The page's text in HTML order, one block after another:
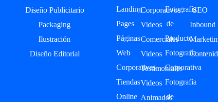
Diseño Publicitario
Packaging
Ilustración
Diseño Editorial
Landing
Pages
Páginas
Web
Corporativas
Tiendas
Online
Corporativos
Videos
Comerciales
Videos
Testimoniales
Videos
Animados
Fotografía
de
Producto
Fotografía
Corporativa
Fotografía
de
SEO
Inbound